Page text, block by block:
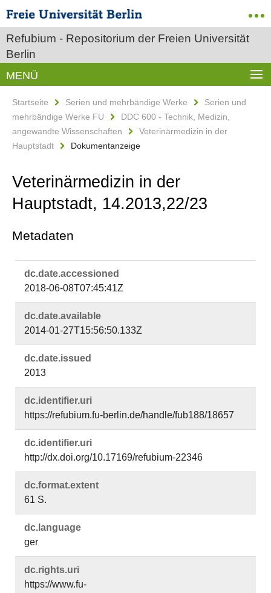
Refubium - Repositorium der Freien Universität
Berlin
MENÜ
Startseite Serien und mehrbändige Werke
Serien und
mehrbändige Werke FU
DDC 600 - Technik, Medizin,
angewandte Wissenschaften
Veterinärmedizin in der
Hauptstadt
Dokumentanzeige
Veterinärmedizin in der
Hauptstadt, 14.2013,22/23
Metadaten
dc.​date.​accessioned
2018-06-08T07:45:41Z
dc.​date.​available
2014-01-27T15:56:50.133Z
dc.​date.​issued
2013
dc.​identifier.​uri
https://refubium.fu-berlin.de/handle/fub188/18657
dc.​identifier.​uri
http://dx.doi.org/10.17169/refubium-22346
dc.​format.​extent
61 S.
dc.​language
ger
dc.​rights.​uri
https://www.fu-